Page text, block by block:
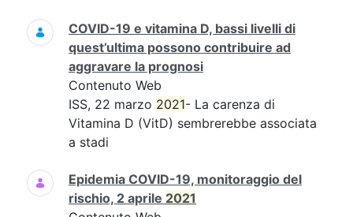
COVID-19 e vitamina D, bassi livelli di
quest’ultima possono contribuire ad
aggravare la prognosi
Contenuto Web
ISS, 22 marzo 2021- La carenza di
Vitamina D (VitD) sembrerebbe associata
a stadi
Epidemia COVID-19, monitoraggio del
rischio, 2 aprile 2021